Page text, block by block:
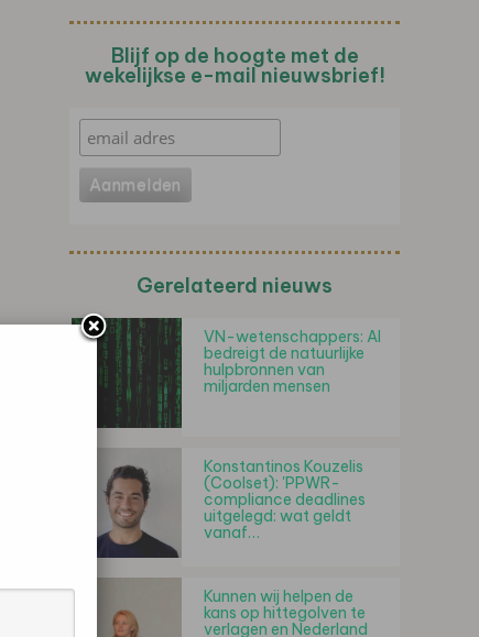
Blijf op de hoogte met de
wekelijkse e-mail nieuwsbrief!
Gerelateerd nieuws
VN-wetenschappers: AI
bedreigt de natuurlijke
hulpbronnen van
miljarden mensen
Konstantinos Kouzelis
(Coolset): 'PPWR-
compliance deadlines
uitgelegd: wat geldt
vanaf…
Kunnen wij helpen de
kans op hittegolven te
verlagen en Nederland